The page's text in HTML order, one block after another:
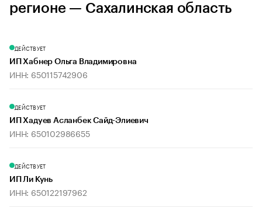
регионе — Сахалинская область
ДЕЙСТВУЕТ
ИП Хабнер Ольга Владимировна
ИНН: 650115742906
ДЕЙСТВУЕТ
ИП Хадуев Асланбек Сайд-Элиевич
ИНН: 650102986655
ДЕЙСТВУЕТ
ИП Ли Кунь
ИНН: 650122197962